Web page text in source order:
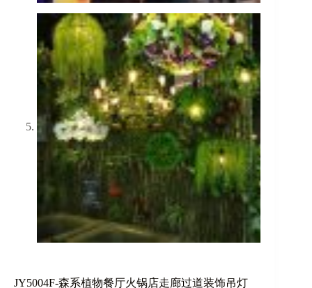
JY5004F-森系植物餐厅火锅店走廊过道装饰吊灯